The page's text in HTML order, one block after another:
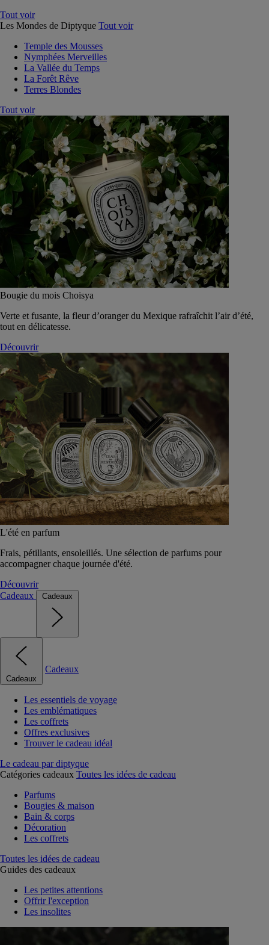
Tout voir
Les Mondes de Diptyque Tout voir
Temple des Mousses
Nymphées Merveilles
La Vallée du Temps
La Forêt Rêve
Terres Blondes
Tout voir
Bougie du mois Choisya
Verte et fusante, la fleur d’oranger du Mexique rafraîchit l’air d’été,
tout en délicatesse.
Découvrir
L'été en parfum
Frais, pétillants, ensoleillés. Une sélection de parfums pour
accompagner chaque journée d'été.
Découvrir
Cadeaux
Cadeaux
Cadeaux
Cadeaux
Les essentiels de voyage
Les emblématiques
Les coffrets
Offres exclusives
Trouver le cadeau idéal
Le cadeau par diptyque
Catégories cadeaux Toutes les idées de cadeau
Parfums
Bougies & maison
Bain & corps
Décoration
Les coffrets
Toutes les idées de cadeau
Guides des cadeaux
Les petites attentions
Offrir l'exception
Les insolites